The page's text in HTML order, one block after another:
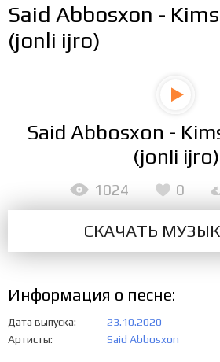
Said Abbosxon -
(jonli ijro)
Said Abbosxon -
(jonli ijro)
СКАЧАТЬ
1024 0
Информация о песне:
Дата выпуска
23.10.2020
Артисты
Said Abbosxon